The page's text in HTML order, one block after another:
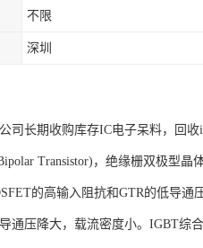
不限
深圳
司长期收购库存IC电子呆料，回
Transistor)，绝缘栅双极型
的高输入阻抗和GTR的低导
通压降大，载流密度小。IGBT综